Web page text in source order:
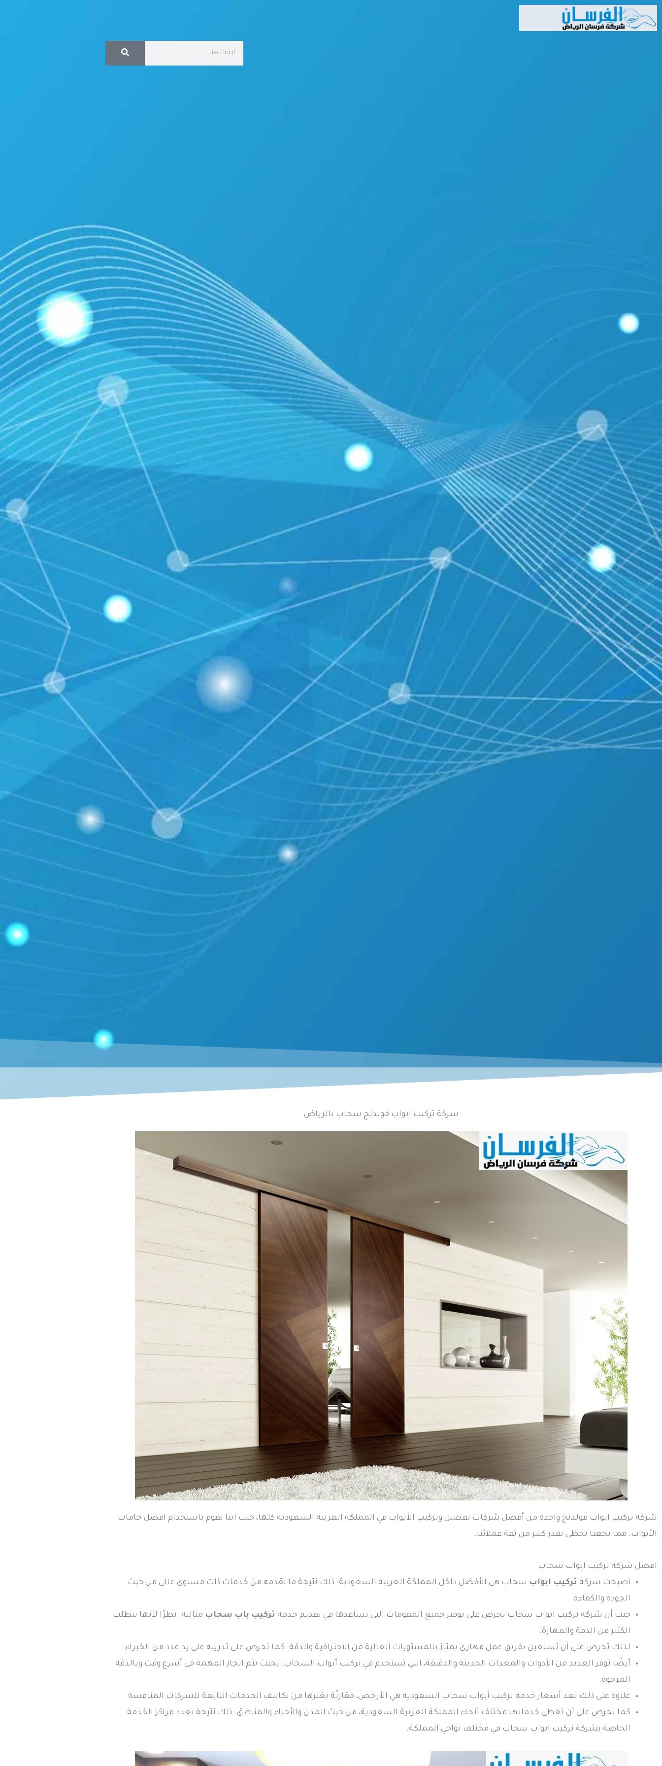
تخطي
إلى
شركة تركيب ابواب فولدنج سحاب بالرياض
شركة تركيب ابواب فولدنج واحدة من أفضل شركات تفصيل وتركيب الأبواب في المملكة العربية السعودية كلها، حيث اننا نقوم باستخدام افضل خامات
الأبواب. مما يجعنا نحظى بقدر كبير من ثقة عملائنا.
افضل شركة تركيب ابواب سحاب
أصبحت شركة تركيب ابواب سحاب هي الأفضل داخل المملكة العربية السعودية. ذلك نتيجة ما تقدمه من خدمات ذات مستوى عالي من حيث
الجودة والكفاءة.
حيث أن شركة تركيب ابواب سحاب تحرص على توفير جميع المقومات التي تساعدها في تقديم خدمة تركيب باب سحاب مثالية. نظرًا لأنها تتطلب
الكثير من الدقة والمهارة.
لذلك تحرص على أن تستعين بفريق عمل مهاري يمتاز بالمستويات العالية من الاحترافية والدقة. كما تحرص على تدريبه على يد عدد من الخبراء.
أيضًا توفر العديد من الأدوات والمعدات الحديثة والدقيقة، التي تستخدم في تركيب أبواب السحاب. بحيث يتم انجاز المهمة في أسرع وقت وبالدقة
المرجوة.
علاوة على ذلك تعد أسعار خدمة تركيب أبواب سحاب السعودية هي الأرخص، مقارنًة بغيرها من تكاليف الخدمات التابعة للشركات المنافسة.
كما تحرص على أن تغطي خدماتها مختلف أنحاء المملكة العربية السعودية، من حيث المدن والأحياء والمناطق. ذلك نتيجة تعدد مراكز الخدمة
الخاصة بشركة تركيب ابواب سحاب في مختلف نواحي المملكة.